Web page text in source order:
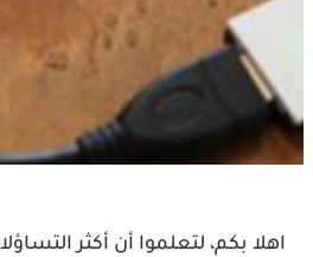
اهلا بكم، لتعلموا أن أكثر